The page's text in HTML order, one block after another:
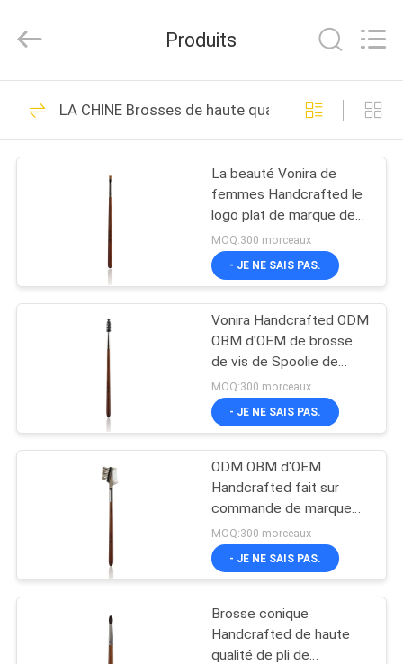
MAISON
PRODUITS
NOUS
CONTRÔLE
DU
Chanmy
Cosmetics
All
Reserved.
Brosses de luxe de
maquillage
99
Brosses de haute
qualité de
maquillage
142
brosses de
maquillage de
marque de
distributeur
167
Produits
LA CHINE Brosses de haute qualité de maquillage
La beauté Vonira de
femmes Handcrafted le
logo plat de marque de
distributeur de brosse de
revêtement de lèvre
MOQ:300 morceaux
- JE NE SAIS PAS.
Vonira Handcrafted ODM
OBM d'OEM de brosse
de vis de Spoolie de
mascara et de sourcil
d'oeil
MOQ:300 morceaux
- JE NE SAIS PAS.
ODM OBM d'OEM
Handcrafted fait sur
commande de marque
de distributeur de brosse
de peigne de sourcil de
cil de Vonira
MOQ:300 morceaux
- JE NE SAIS PAS.
Brosse conique
Handcrafted de haute
qualité de pli de